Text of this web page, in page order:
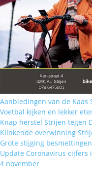
Aanbiedingen van de Kaas
Voetbal kijken en lekker
Knap herstel Strijen tegen
Klinkende overwinning
Grote stijging
Update Coronavirus cijfers
4 november